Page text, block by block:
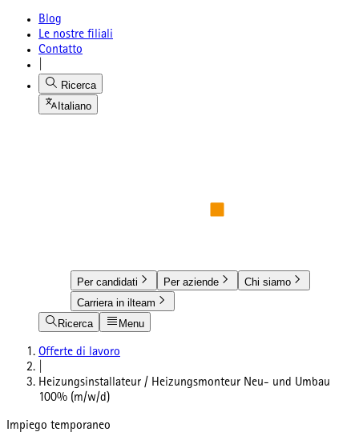
Blog
Le nostre filiali
Contatto
Ricerca
Italiano
Per candidati Per aziende
Chi siamo
Carriera in ilteam
Ricerca
Menu
Offerte di lavoro
Heizungsinstallateur / Heizungsmonteur Neu- und Umbau
100% (m/w/d)
Impiego temporaneo